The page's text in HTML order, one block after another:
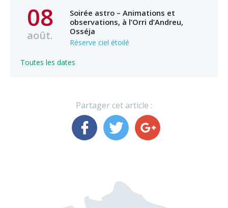
08
août.
Soirée astro – Animations et
observations, à l’Orri d’Andreu,
Osséja
Réserve ciel étoilé
Toutes les dates
Partager cet article :